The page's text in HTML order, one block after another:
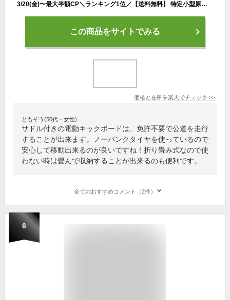
3/20(金)〜最大半額CP＼ランキング1位／【送料無料】 特定小型原動機付自転車 折りたたみ 電動キックボード 電動キックスクーター サドル付き 歩道 公道走行可能 免許不要 最高速度20キロ ノーパンクタイヤ 国土交通省 収納コンパクト PSE 父の日
この商品をサイトでみる
価格と在庫を楽天でチェック >>
ともぞう(50代・女性)
サドル付きの電動キックボードは、免許不要で公道を走行
することが出来ます。ノーパンクタイヤを使っているので
安心して移動出来るのが良いですね！折り畳み式なので使
わない時は畳んで収納することが出来るのも便利です。
全てのおすすめコメント（2件）
6